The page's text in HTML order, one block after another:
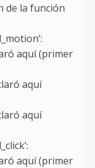
de la función
aquí (primer
aquí
aquí
aquí (primer